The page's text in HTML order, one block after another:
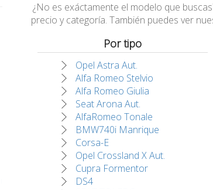
¿No es exáctamente el modelo que
precio y categoría. También puedes ver
Por tipo
Opel Astra Aut.
Alfa Romeo Stelvio
Alfa Romeo Giulia
Seat Arona Aut.
AlfaRomeo Tonale
BMW740i Manrique
Corsa-E
Opel Crossland X Aut.
Cupra Formentor
DS4